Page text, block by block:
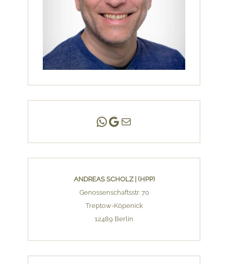
Andreas Scholz | (HPP)
Praxis Adlershof
E-Mail an mich ...
ANDREAS SCHOLZ | (HPP)
Genossenschaftsstr. 70
Treptow-Köpenick
12489 Berlin